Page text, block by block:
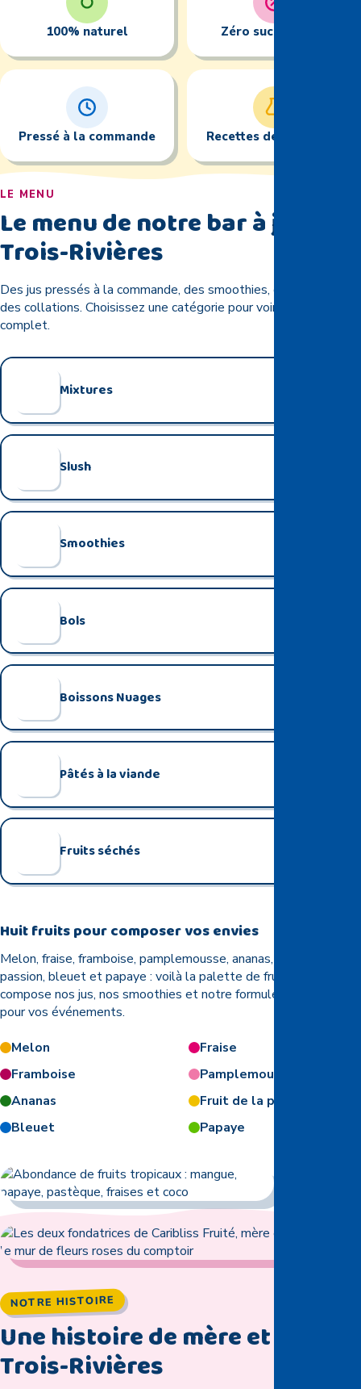
100% naturel Zéro sucre ajouté
Pressé à la commande Recettes des Caraïbes
LE MENU
Le menu de notre bar à jus à
Trois-Rivières
Des jus pressés à la commande, des smoothies, des bols et
des collations. Choisissez une catégorie pour voir le menu
complet.
Mixtures
Slush
Smoothies
Bols
Boissons Nuages
Pâtés à la viande
Fruits séchés
Huit fruits pour composer vos envies
Melon, fraise, framboise, pamplemousse, ananas, fruit de la
passion, bleuet et papaye : voilà la palette de fruits qui
compose nos jus, nos smoothies et notre formule personnalisée
pour vos événements.
Melon
Fraise
Framboise
Pamplemousse
Ananas
Fruit de la passion
Bleuet
Papaye
NOTRE HISTOIRE
Une histoire de mère et fille à
Trois-Rivières